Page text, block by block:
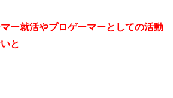
ー就活やプロゲーマーとしての活動
と